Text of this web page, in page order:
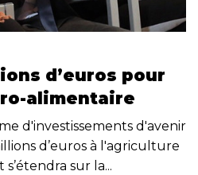
d’euros pour
alimentaire
d'investissements d'avenir
d’euros à l'agriculture
sur la...